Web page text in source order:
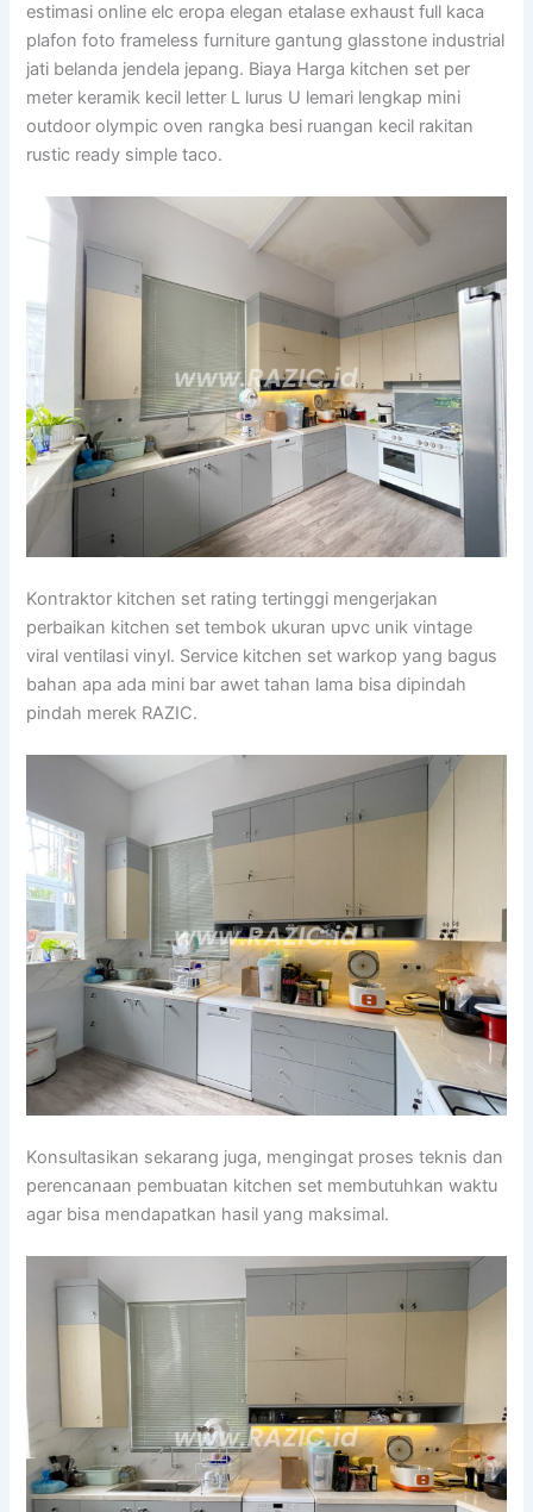
estimasi online elc eropa elegan etalase exhaust full kaca
plafon foto frameless furniture gantung glasstone industrial
jati belanda jendela jepang. Biaya Harga kitchen set per
meter keramik kecil letter L lurus U lemari lengkap mini
outdoor olympic oven rangka besi ruangan kecil rakitan
rustic ready simple taco.
Kontraktor kitchen set rating tertinggi mengerjakan
perbaikan kitchen set tembok ukuran upvc unik vintage
viral ventilasi vinyl. Service kitchen set warkop yang bagus
bahan apa ada mini bar awet tahan lama bisa dipindah
pindah merek RAZIC.
Konsultasikan sekarang juga, mengingat proses teknis dan
perencanaan pembuatan kitchen set membutuhkan waktu
agar bisa mendapatkan hasil yang maksimal.